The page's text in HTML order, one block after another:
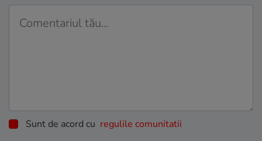
Sunt de acord cu regulile comunitatii